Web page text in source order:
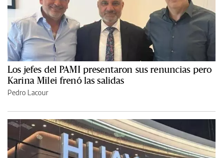
Los jefes del PAMI presentaron sus renuncias pero
Karina Milei frenó las salidas
Pedro Lacour